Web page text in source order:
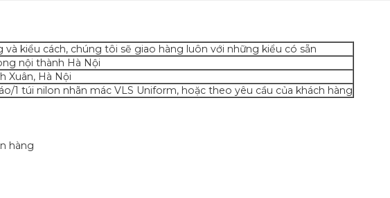
và kiểu cách, chúng tôi sẽ giao hàng luôn với những kiểu có sẵn
nội thành Hà Nội
Xuân, Hà Nội
1 túi nilon nhãn mác VLS Uniform, hoặc theo yêu cầu của khách hàng
hàng